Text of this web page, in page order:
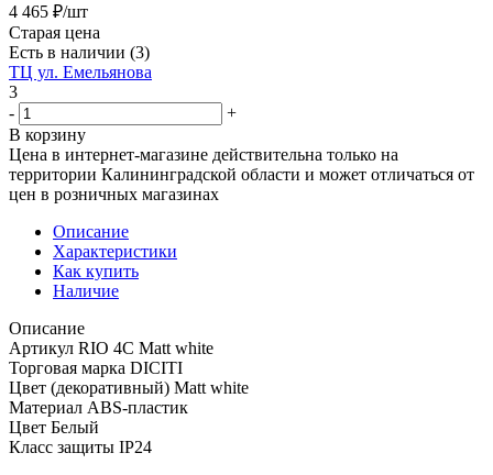
4 465 ₽/шт
Старая цена
Есть в наличии (3)
ТЦ ул. Емельянова
3
-
+
В корзину
Цена в интернет-магазине действительна только на
территории Калининградской области и может отличаться от
цен в розничных магазинах
Описание
Характеристики
Как купить
Наличие
Описание
Артикул RIO 4C Matt white
Торговая марка DICITI
Цвет (декоративный) Matt white
Материал ABS-пластик
Цвет Белый
Класс защиты IP24